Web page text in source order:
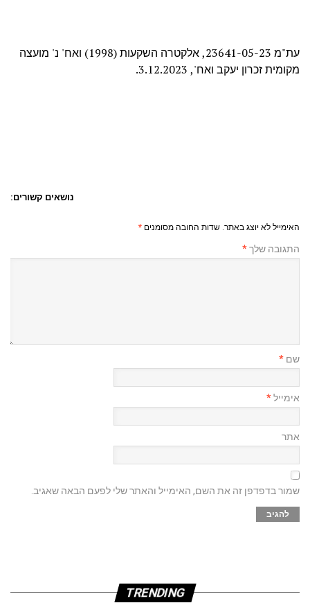
עת"מ 23641-05-23, אלקטרה השקעות (1998) ואח' נ' מועצה
מקומית זכרון יעקב ואח', 3.12.2023.
נושאים קשורים:
האימייל לא יוצג באתר. שדות החובה מסומנים *
התגובה שלך*
שם *
אימייל*
אתר
שמור בדפדפן זה את השם, האימייל והאתר שלי לפעם הבאה שאגיב.
TRENDING